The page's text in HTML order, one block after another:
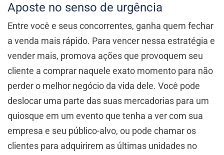
Aposte no senso de urgência
Entre você e seus concorrentes, ganha quem fechar
a venda mais rápido. Para vencer nessa estratégia e
vender mais, promova ações que provoquem seu
cliente a comprar naquele exato momento para não
perder o melhor negócio da vida dele. Você pode
deslocar uma parte das suas mercadorias para um
quiosque em um evento que tenha a ver com sua
empresa e seu público-alvo, ou pode chamar os
clientes para adquirirem as últimas unidades no